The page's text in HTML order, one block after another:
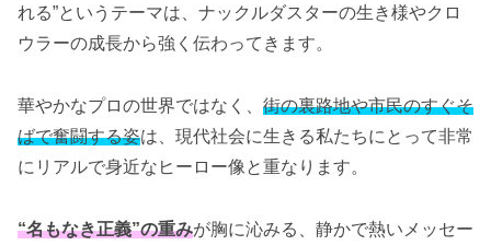
れる”というテーマは、ナックルダスターの生き様やクロ
ウラーの成長から強く伝わってきます。
華やかなプロの世界ではなく、 街の裏路地や市民のすぐそ
ばで奮闘する姿は、現代社会に生きる私たちにとって非常
にリアルで身近なヒーロー像と重なります。
“名もなき正義”の重みが胸に沁みる、静かで熱いメッセー